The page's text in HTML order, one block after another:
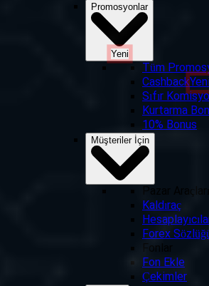
Promosyonlar
Yeni
Tüm
Cashback
Sıfır
Kurtarma
10% Bonus
Müşteriler İçin
Pazar Araçları
Kaldıraç
Forex
Fonlar
Fon Ekle
Çekimler